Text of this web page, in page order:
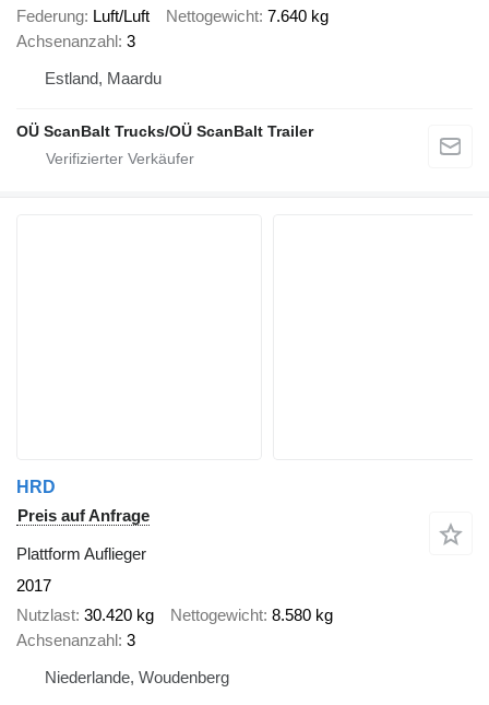
Federung Luft/Luft Nettogewicht 7.640 kg
Achsenanzahl 3
Estland, Maardu
OÜ ScanBalt Trucks/OÜ ScanBalt Trailer
HRD
Preis auf Anfrage
Plattform Auflieger
2017
Nutzlast 30.420 kg Nettogewicht 8.580 kg
Achsenanzahl 3
Niederlande, Woudenberg